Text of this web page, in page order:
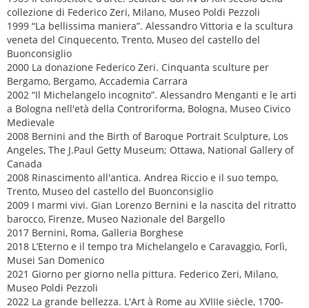
collezione di Federico Zeri, Milano, Museo Poldi Pezzoli
1999 “La bellissima maniera”. Alessandro Vittoria e la scultura
veneta del Cinquecento, Trento, Museo del castello del
Buonconsiglio
2000 La donazione Federico Zeri. Cinquanta sculture per
Bergamo, Bergamo, Accademia Carrara
2002 “Il Michelangelo incognito”. Alessandro Menganti e le arti
a Bologna nell'età della Controriforma, Bologna, Museo Civico
Medievale
2008 Bernini and the Birth of Baroque Portrait Sculpture, Los
Angeles, The J.Paul Getty Museum; Ottawa, National Gallery of
Canada
2008 Rinascimento all'antica. Andrea Riccio e il suo tempo,
Trento, Museo del castello del Buonconsiglio
2009 I marmi vivi. Gian Lorenzo Bernini e la nascita del ritratto
barocco, Firenze, Museo Nazionale del Bargello
2017 Bernini, Roma, Galleria Borghese
2018 L’Eterno e il tempo tra Michelangelo e Caravaggio, Forlì,
Musei San Domenico
2021 Giorno per giorno nella pittura. Federico Zeri, Milano,
Museo Poldi Pezzoli
2022 La grande bellezza. L'Art à Rome au XVIIIe siècle, 1700-